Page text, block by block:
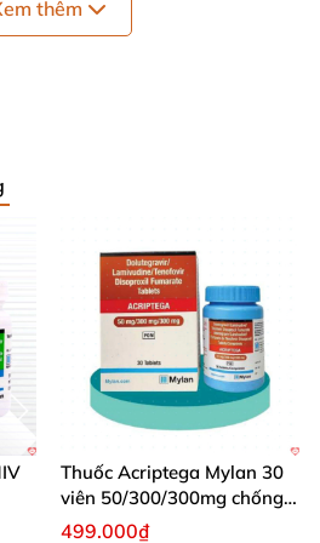
Acriptega Mylan
chứa:
thêm
Thuốc Acriptega Mylan 30
viên 50/300/300mg chống
HIV hiệu quả
499.000₫